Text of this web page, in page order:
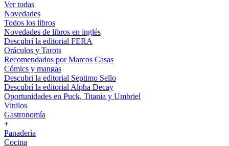
Ver todas
Novedades
Todos los libros
Novedades de libros en inglés
Descubrí la editorial FERA
Oráculos y Tarots
Recomendados por Marcos Casas
Cómics y mangas
Descubri la editorial Septimo Sello
Descubrí la editorial Alpha Decay
Oportunidades en Puck, Titania y Umbriel
Vinilos
Gastronomía
+
Panadería
Cocina